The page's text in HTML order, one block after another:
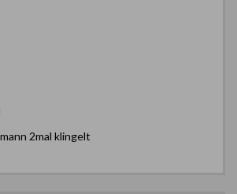
2mal klingelt